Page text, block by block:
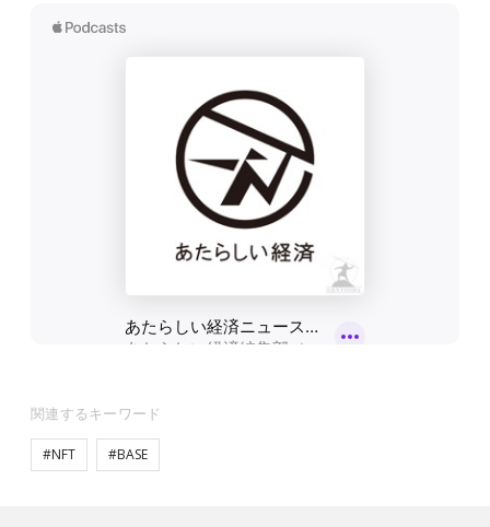
関連するキーワード
#NFT #BASE